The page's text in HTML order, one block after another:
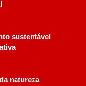
sustentável
natureza